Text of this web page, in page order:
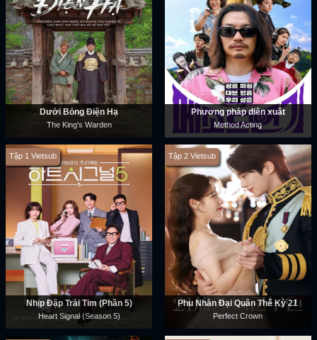
Dưới Bóng Điện Hạ
The King's Warden
Phương pháp diễn xuất
Method Acting
Tập 1 Vietsub
Nhịp Đập Trái Tim (Phần 5)
Heart Signal (Season 5)
Tập 2 Vietsub
Phu Nhân Đại Quân Thế Kỷ 21
Perfect Crown